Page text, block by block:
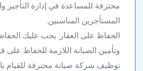
محترفة للمساعدة في إدارة التأجير
المستأجرين المناسبين.
الحفاظ على العقار: يجب عليك
وتأمين الصيانة اللازمة للحفاظ على
توظيف شركة صيانة محترفة للقيام